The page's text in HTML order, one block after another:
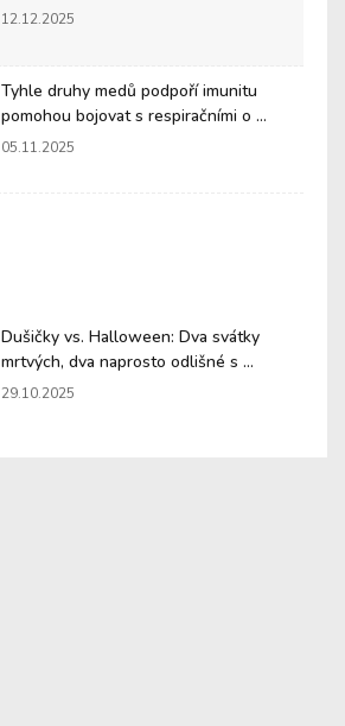
12.12.2025
Tyhle druhy medů podpoří imunitu
pomohou bojovat s respiračními o ...
05.11.2025
Dušičky vs. Halloween: Dva svátky
mrtvých, dva naprosto odlišné s ...
29.10.2025